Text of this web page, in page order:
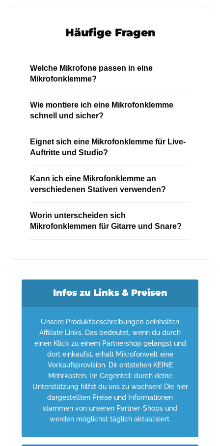
Häufige Fragen
Welche Mikrofone passen in eine
Mikrofonklemme?
Wie montiere ich eine Mikrofonklemme
schnell und sicher?
Eignet sich eine Mikrofonklemme für Live-
Auftritte und Studio?
Kann ich eine Mikrofonklemme an
verschiedenen Stativen verwenden?
Worin unterscheiden sich
Mikrofonklemmen für Gitarre und Snare?
Infos zu Links & Preisen
Unsere Produktbeschreibungen beinhalten
Affiliate Links. Das bedeutet, wenn du durch
einen Klick zu einem Partnershop gelangst und
dort einkaufst, erhält Mikrofonwelt eine
Verkaufsprovision. Dir entstehen KEINE
Mehrkosten. Im Gegenteil: durch deine
Unterstützung hilfst du uns zu wachsen! Die hier
dargestellten Preise und Informationen
stammen von unseren Partner-Shops und
werden möglichst täglich aktualisiert.